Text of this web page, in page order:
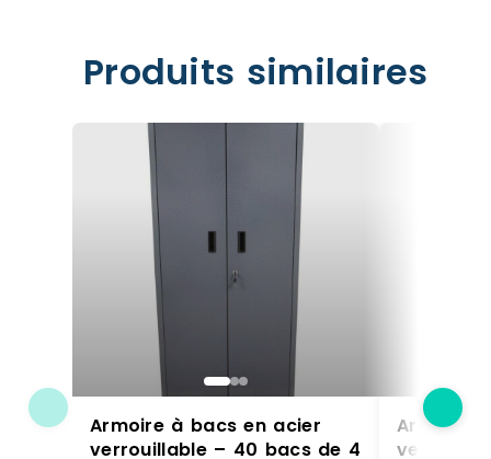
Produits similaires
Armoire à bacs en acier
verrouillable – 40 bacs de 4
Armoire